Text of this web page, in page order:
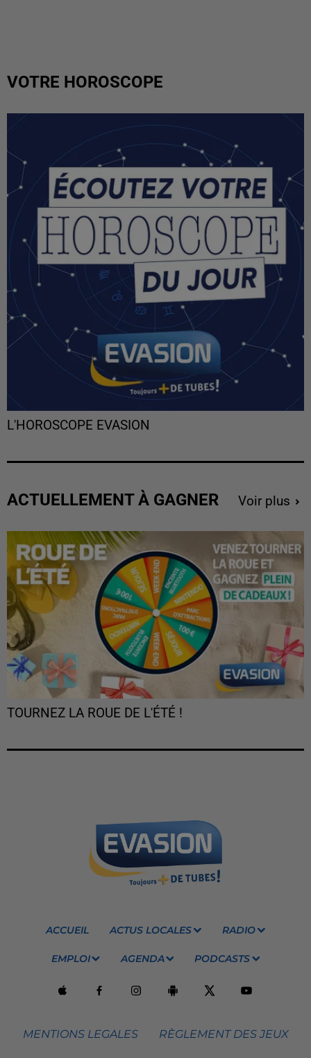
VOTRE HOROSCOPE
L'HOROSCOPE EVASION
ACTUELLEMENT À GAGNER Voir plus
TOURNEZ LA ROUE DE L'ÉTÉ !
ACCUEIL ACTUS LOCALES RADIO
EMPLOI AGENDA PODCASTS
MENTIONS LEGALES RÈGLEMENT DES JEUX